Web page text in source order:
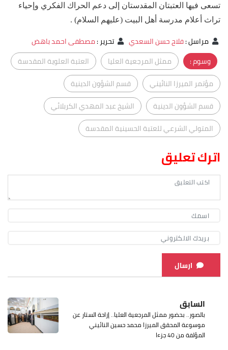
تسعى فيها العتبتان المقدستان إلى دعم الحراك الفكري وإحياء
تراث أعلام مدرسة أهل البيت (عليهم السلام) .
مراسل:فلاح حسن السعدي تحرير:مصطفى احمد باهض
وسوم :
ممثل المرجعية العليا
العتبة العلوية المقدسة
مؤتمر الميرزا النائيني
قسم الشؤون الدينية
قسم الشؤون الدينية
الشيخ عبد المهدي الكربلائي
المتولي الشرعي للعتبة الحسينية المقدسة
اترك تعليق
ارسال
السابق
بالصور.. بحضور ممثل المرجعية العليا.. إزاحة الستار عن
موسوعة المحقق الميرزا محمد حسين النائيني
المؤلفة من 40 جزءا